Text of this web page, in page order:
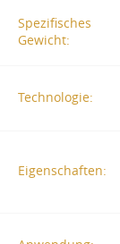
Spezifisches
Gewicht:
Technologie:
Eigenschaften: